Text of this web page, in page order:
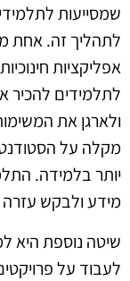
שמסייעות
לתהליך זה. אחת
אפליקציות
לתלמידים להכיר
ולארגן את
מקלה על
יותר בלמידה.
מידע ולבקש עזרה
שיטה נוספת היא
לעבוד על